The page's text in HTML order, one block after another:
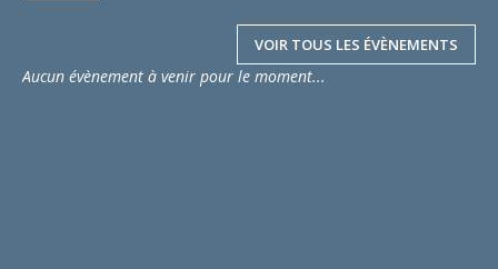
VOIR TOUS LES ÉVÈNEMENTS
Aucun évènement à venir pour le moment...